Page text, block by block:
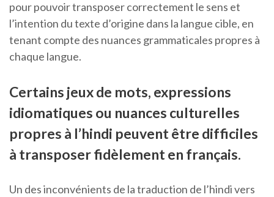
pour pouvoir transposer correctement le sens et
l’intention du texte d’origine dans la langue cible, en
tenant compte des nuances grammaticales propres à
chaque langue.
Certains jeux de mots, expressions
idiomatiques ou nuances culturelles
propres à l’hindi peuvent être difficiles
à transposer fidèlement en français.
Un des inconvénients de la traduction de l’hindi vers